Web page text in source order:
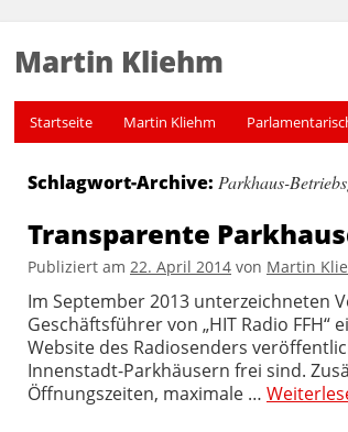
Martin Kliehm
Startseite Martin Kliehm
Schlagwort-Archive: Parkhaus-
Transparente
Publiziert am 22. April 2014 von Martin
Im September 2013 unterzeichneten
Geschäftsführer von „HIT Radio
Website des Radiosenders
Innenstadt-Parkhäusern frei sind.
Öffnungszeiten, maximale …